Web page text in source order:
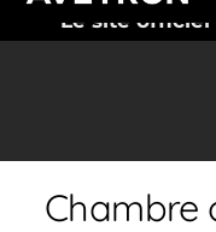
Le site
Chambre